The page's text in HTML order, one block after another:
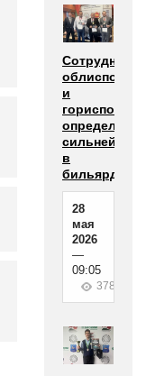
Сотрудники
и
определили
сильнейших
в
бильярде
28
мая
2026
—
09:05
378